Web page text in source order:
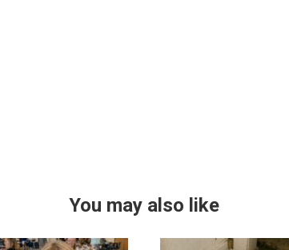
You may also like